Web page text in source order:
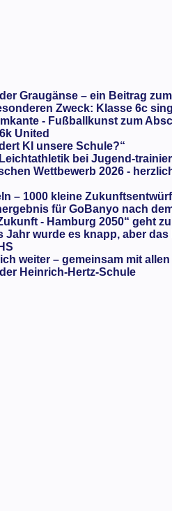
Graugänse – ein Beitrag
Zweck: Klasse 6c
- Fußballkunst zum
United
KI unsere Schule?“
bei Jugend-
Wettbewerb 2026 -
– 1000 kleine
für GoBanyo nach
- Hamburg 2050“ geht
Jahr wurde es knapp, aber
weiter – gemeinsam mit
Heinrich-Hertz-Schule